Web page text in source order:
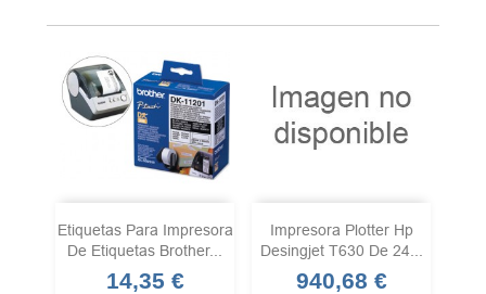
Etiquetas Para Impresora
De Etiquetas Brother...
Precio
14,35 €
Impresora Plotter Hp
Desingjet T630 De 24...
Precio
940,68 €